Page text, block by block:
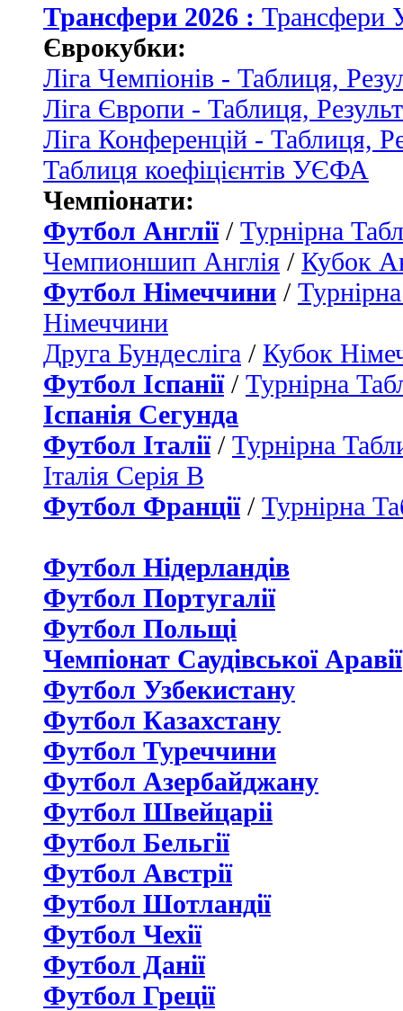
Трансфери 2026 : Трансфери
Єврокубки:
Ліга Чемпіонів - Таблиця,
Ліга Європи - Таблиця,
Ліга Конференцій - Таблиця,
Таблиця коефіцієнтів УЄФА
Чемпіонати:
Футбол Англії/ Турнірна
Чемпионшип Англія / Кубок
Футбол Німеччини /
Німеччини
Друга Бундесліга / Кубок
Футбол Іспанії/ Турнірна
Іспанія Сегунда
Футбол Італії/ Турнірна
Італія Серія B
Футбол Франції/ Турнірна
Футбол Нідерландiв
Футбол Португалії
Футбол Польщі
Чемпіонат Саудівської Аравії
Футбол Узбекистану
Футбол Казахстану
Футбол Туреччини
Футбол Азербайджану
Футбол Швейцаріі
Футбол Бельгії
Футбол Австрії
Футбол Шотландії
Футбол Чехії
Футбол Данії
Футбол Греції